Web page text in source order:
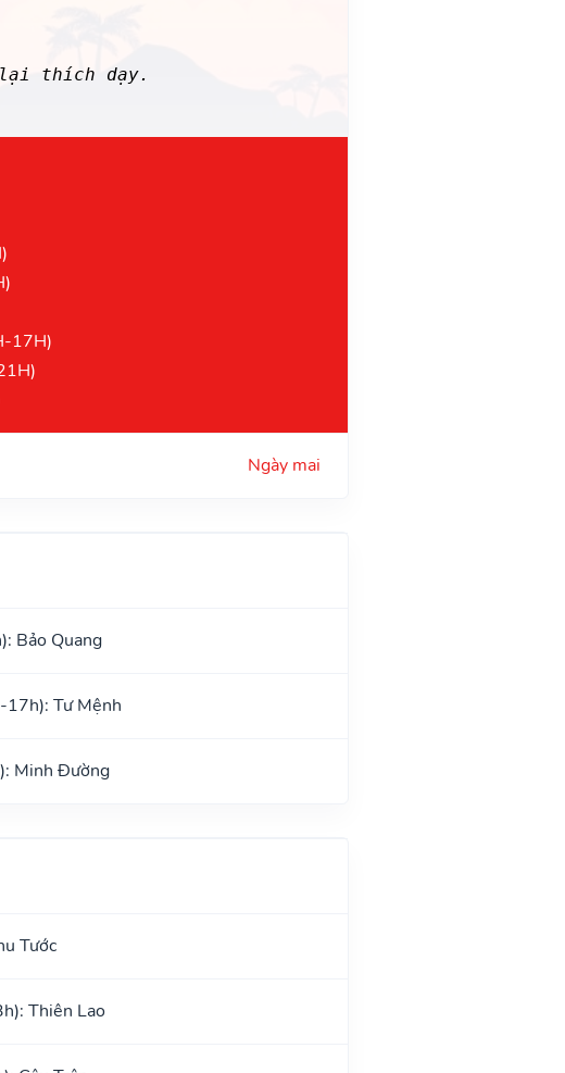
lại thích dạy.
17H)
Ngày mai
Bảo Quang
17h): Tư Mệnh
Minh Đường
Tước
Thiên Lao